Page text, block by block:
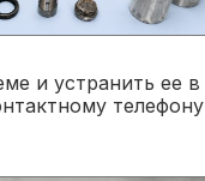
и устранить ее в
телефону